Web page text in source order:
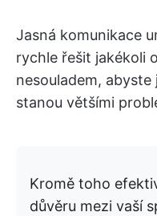
Jasná komunikace
rychle řešit jakékoli
nesouladem,
stanou většími
Kromě toho
důvěru mezi vaší